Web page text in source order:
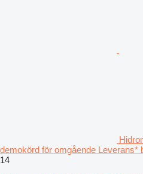
demokörd för omgående Leverans*
14